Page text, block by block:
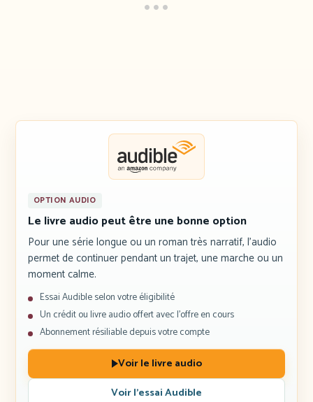
OPTION AUDIO
Le livre audio peut être une bonne option
Pour une série longue ou un roman très narratif, l’audio
permet de continuer pendant un trajet, une marche ou un
moment calme.
Essai Audible selon votre éligibilité
Un crédit ou livre audio offert avec l’offre en cours
Abonnement résiliable depuis votre compte
Voir le livre audio
Voir l’essai Audible